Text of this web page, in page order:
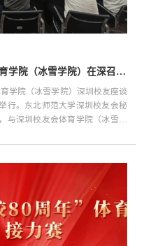
喜迎建校80周年东北师范大学体育学院（冰雪学院）在深召开深圳校友座谈会
学院（冰雪学院）深圳校友座谈
行。东北师范大学深圳校友会秘
与深圳校友会体育学院（冰雪学
谈会上，杨志副书记首先介绍了
冰雪学院）分会执行会长郑梁介
围中开启座谈交流。...